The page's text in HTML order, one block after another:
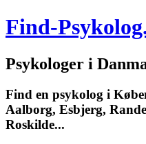
Find-
Psykologer i
Find en psykolog i
Aalborg, Esbjerg,
Roskilde...